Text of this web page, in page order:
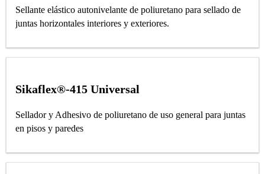
Sellante elástico autonivelante de poliuretano para sellado de
juntas horizontales interiores y exteriores.
Sikaflex®-415 Universal
Sellador y Adhesivo de poliuretano de uso general para juntas
en pisos y paredes